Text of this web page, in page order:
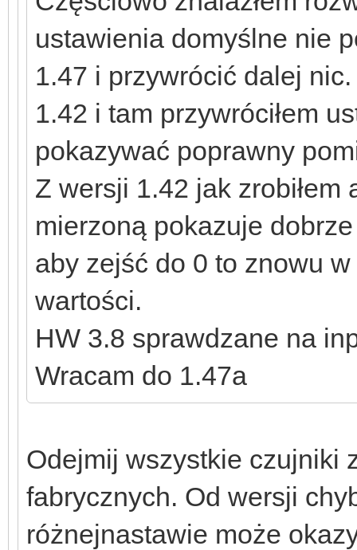
ustawienia domyślne nie
1.47 i przywrócić dalej
1.42 i tam przywróciłem
pokazywać poprawny
Z wersji 1.42 jak
mierzoną pokazuje
aby zejść do 0 to znowu
wartości.
HW 3.8 sprawdzane na
Wracam do 1.47a
Odejmij wszystkie czujniki
fabrycznych. Od wersji
różnejnastawie może